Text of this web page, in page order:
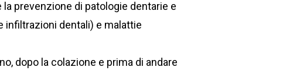
prevenzione di patologie dentarie e
infiltrazioni dentali) e malattie
dopo la colazione e prima di andare